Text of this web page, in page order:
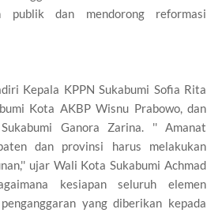
publik dan mendorong reformasi
Kepala KPPN Sukabumi Sofia Rita
Kota AKBP Wisnu Prabowo, dan
Ganora Zarina. '' Amanat
dan provinsi harus melakukan
ujar Wali Kota Sukabumi Achmad
kesiapan seluruh elemen
yang diberikan kepada